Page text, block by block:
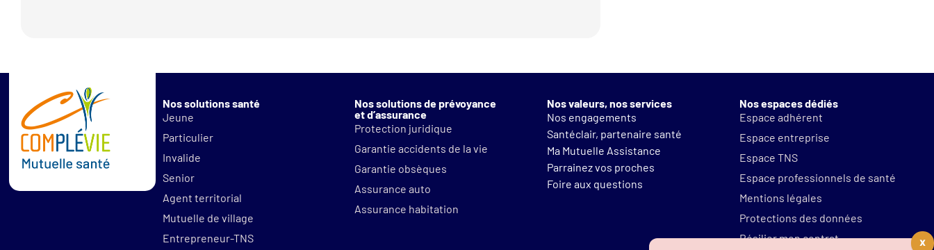
Nos solutions santé
Jeune
Particulier
Invalide
Senior
Agent territorial
Mutuelle de village
Entrepreneur-TNS
Nos solutions de prévoyance
et d’assurance
Protection juridique
Garantie accidents de la vie
Garantie obsèques
Assurance auto
Assurance habitation
Nos valeurs, nos services
Nos engagements
Santéclair, partenaire santé
Ma Mutuelle Assistance
Parrainez vos proches
Foire aux questions
Nos espaces dédiés
Espace adhérent
Espace entreprise
Espace TNS
Espace professionnels de santé
Mentions légales
Protections des données
Résilier mon contrat